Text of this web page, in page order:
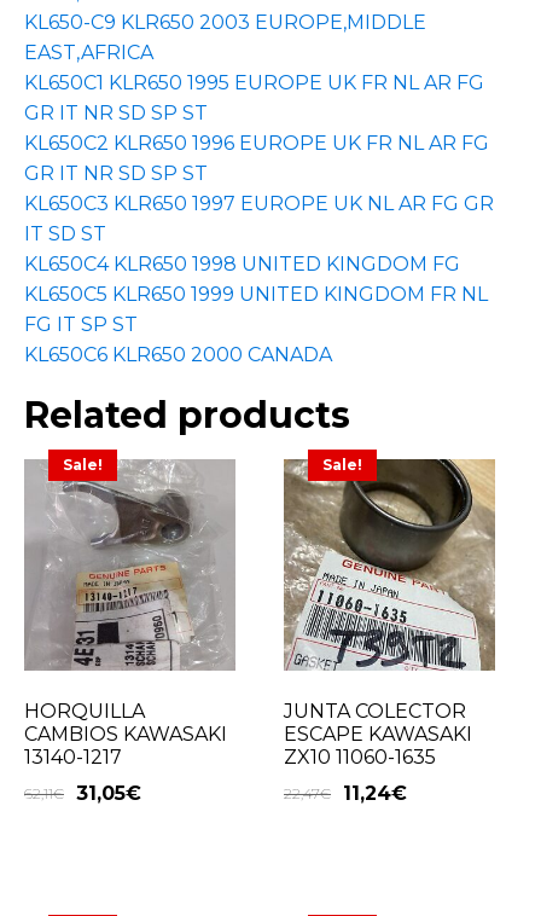
KL650-C9 KLR650 2003 EUROPE,MIDDLE
EAST,AFRICA
KL650C1 KLR650 1995 EUROPE UK FR NL AR FG
GR IT NR SD SP ST
KL650C2 KLR650 1996 EUROPE UK FR NL AR FG
GR IT NR SD SP ST
KL650C3 KLR650 1997 EUROPE UK NL AR FG GR
IT SD ST
KL650C4 KLR650 1998 UNITED KINGDOM FG
KL650C5 KLR650 1999 UNITED KINGDOM FR NL
FG IT SP ST
KL650C6 KLR650 2000 CANADA
Related products
Sale!
HORQUILLA
CAMBIOS KAWASAKI
13140-1217
62,11€ 31,05€
Sale!
JUNTA COLECTOR
ESCAPE KAWASAKI
ZX10 11060-1635
22,47€ 11,24€